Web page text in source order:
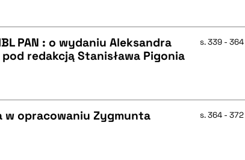
PAN : o wydaniu Aleksandra
redakcją Stanisława Pigonia
s. 339 - 364
w opracowaniu Zygmunta
s. 364 - 372